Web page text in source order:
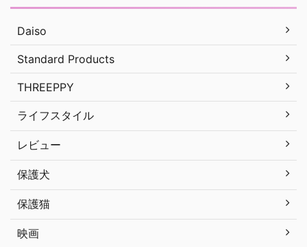
Daiso
Standard Products
THREEPPY
ライフスタイル
レビュー
保護犬
保護猫
映画